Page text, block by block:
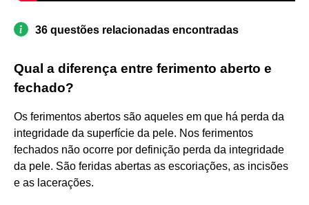
36 questões relacionadas encontradas
Qual a diferença entre ferimento aberto e
fechado?
Os ferimentos abertos são aqueles em que há perda da
integridade da superfície da pele. Nos ferimentos
fechados não ocorre por definição perda da integridade
da pele. São feridas abertas as escoriações, as incisões
e as lacerações.